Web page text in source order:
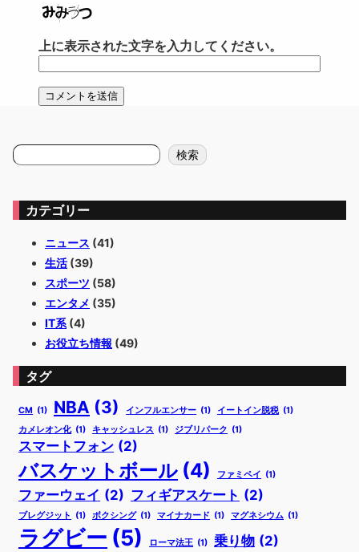
上に表示された文字を入力してください。
検
索
検索
カテゴリー
ニュース (41)
生活 (39)
スポーツ (58)
エンタメ (35)
IT系(4)
お役立ち情報 (49)
タグ
CM (1) NBA (3) インフルエンサー (1) イートイン脱税 (1)
カメレオン化 (1) キャッシュレス (1) ジブリパーク (1)
スマートフォン (2)
バスケットボール (4) ファミペイ (1)
ファーウェイ (2) フィギアスケート (2)
ブレグジット (1) ボクシング (1) マイナカード (1) マグネシウム (1)
ラグビー (5) ローマ法王 (1) 乗り物 (2)